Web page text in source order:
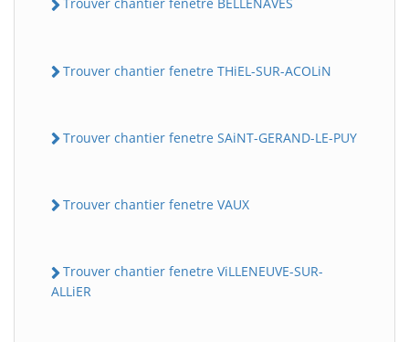
Trouver chantier fenetre THiEL-SUR-ACOLiN
Trouver chantier fenetre SAiNT-GERAND-LE-PUY
Trouver chantier fenetre VAUX
Trouver chantier fenetre ViLLENEUVE-SUR-
ALLiER